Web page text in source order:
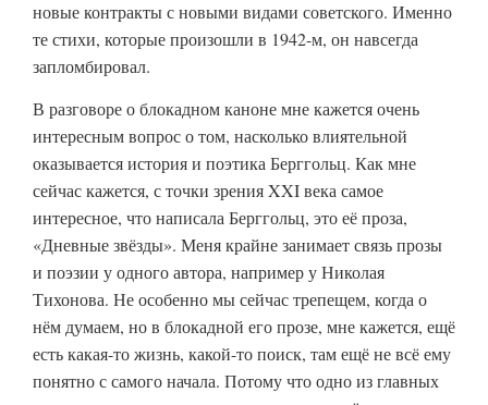
новые контракты с новыми видами советского. Именно
те стихи, которые произошли в 1942-м, он навсегда
запломбировал.
В разговоре о блокадном каноне мне кажется очень
интересным вопрос о том, насколько влиятельной
оказывается история и поэтика Берггольц. Как мне
сейчас кажется, с точки зрения XXI века самое
интересное, что написала Берггольц, это её проза,
«Дневные звёзды». Меня крайне занимает связь прозы
и поэзии у одного автора, например у Николая
Тихонова. Не особенно мы сейчас трепещем, когда о
нём думаем, но в блокадной его прозе, мне кажется, ещё
есть какая-то жизнь, какой-то поиск, там ещё не всё ему
понятно с самого начала. Потому что одно из главных